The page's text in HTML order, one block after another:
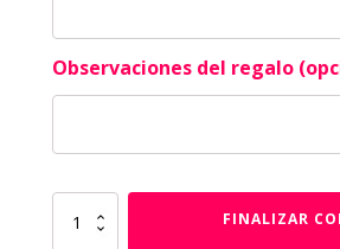
Observaciones del regalo
Rosas
FINALIZAR